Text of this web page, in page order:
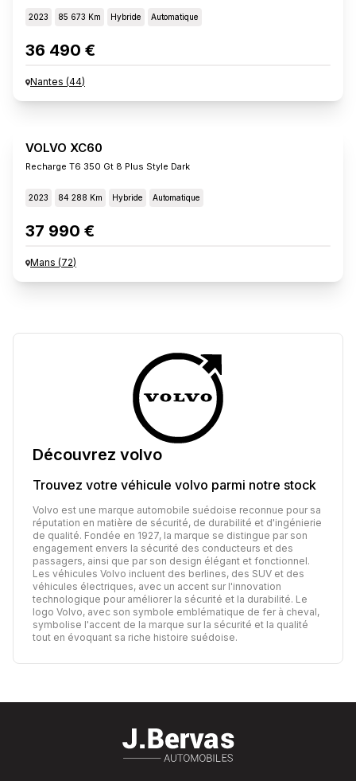
2023 85 673 Km Hybride Automatique
36 490 €
Nantes (44)
VOLVO XC60
Recharge T6 350 Gt 8 Plus Style Dark
2023 84 288 Km Hybride Automatique
37 990 €
Mans (72)
Découvrez volvo
Trouvez votre véhicule volvo parmi notre stock
Volvo est une marque automobile suédoise reconnue pour sa
réputation en matière de sécurité, de durabilité et d'ingénierie
de qualité. Fondée en 1927, la marque se distingue par son
engagement envers la sécurité des conducteurs et des
passagers, ainsi que par son design élégant et fonctionnel.
Les véhicules Volvo incluent des berlines, des SUV et des
véhicules électriques, avec un accent sur l'innovation
technologique pour améliorer la sécurité et la durabilité. Le
logo Volvo, avec son symbole emblématique de fer à cheval,
symbolise l'accent de la marque sur la sécurité et la qualité
tout en évoquant sa riche histoire suédoise.